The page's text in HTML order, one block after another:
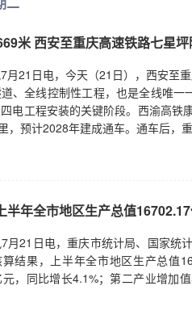
米 西安至重庆高速铁路七星
月21日电，今天（21日），西安至
、全线控制性工程，也是全线唯
电工程安装的关键阶段。西渝高铁
，预计2028年建成通车。通车后，
半年全市地区生产总值
月21日电，重庆市统计局、国家统
结果，上半年全市地区生产总值
，同比增长4.1%；第二产业增加